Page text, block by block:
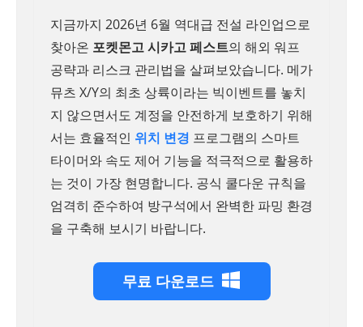
지금까지 2026년 6월 역대급 전설 라인업으로
찾아온 포켓몬고 시카고 페스트의 해외 워프
공략과 리스크 관리법을 살펴보았습니다. 메가
뮤츠 X/Y의 최초 상륙이라는 빅이벤트를 놓치
지 않으면서도 계정을 안전하게 보호하기 위해
서는 효율적인 위치 변경 프로그램의 스마트
타이머와 속도 제어 기능을 적극적으로 활용하
는 것이 가장 현명합니다. 공식 쿨다운 규칙을
엄격히 준수하여 방구석에서 완벽한 파밍 환경
을 구축해 보시기 바랍니다.
무료 다운로드